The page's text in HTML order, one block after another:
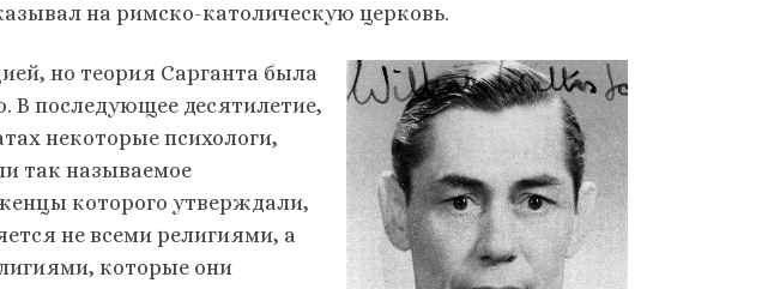
на римско-католическую церковь.
но теория Сарганта была
В последующее десятилетие,
некоторые психологи,
так называемое
которого утверждали,
не всеми религиями, а
которые они